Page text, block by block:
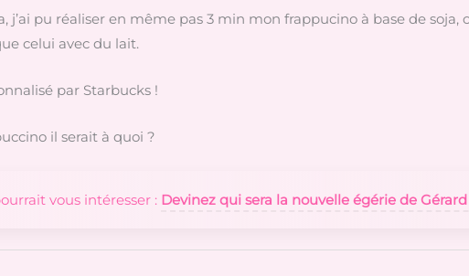
j’ai pu réaliser en même pas 3 min mon frappucino à base de
celui avec du lait.
par Starbucks !
il serait à quoi ?
vous intéresser : Devinez qui sera la nouvelle égérie de